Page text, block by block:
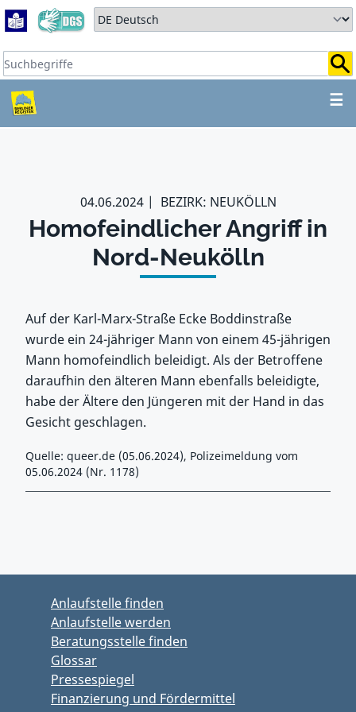
Zum Hauptbereich springen
Zum Hauptmenü springen
Sprache auswählen:
Suchbegriffe:
☰
ZUM HAUPTBEREICH
04.06.2024 BEZIRK: NEUKÖLLN
Homofeindlicher Angriff in
Nord-Neukölln
Auf der Karl-Marx-Straße Ecke Boddinstraße
wurde ein 24-jähriger Mann von einem 45-jährigen
Mann homofeindlich beleidigt. Als der Betroffene
daraufhin den älteren Mann ebenfalls beleidigte,
habe der Ältere den Jüngeren mit der Hand in das
Gesicht geschlagen.
Quelle: queer.de (05.06.2024), Polizeimeldung vom
05.06.2024 (Nr. 1178)
Anlaufstelle finden
Anlaufstelle werden
Beratungsstelle finden
Glossar
Pressespiegel
Finanzierung und Fördermittel